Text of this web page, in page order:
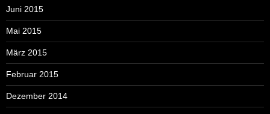
Juni 2015
Mai 2015
März 2015
Februar 2015
Dezember 2014